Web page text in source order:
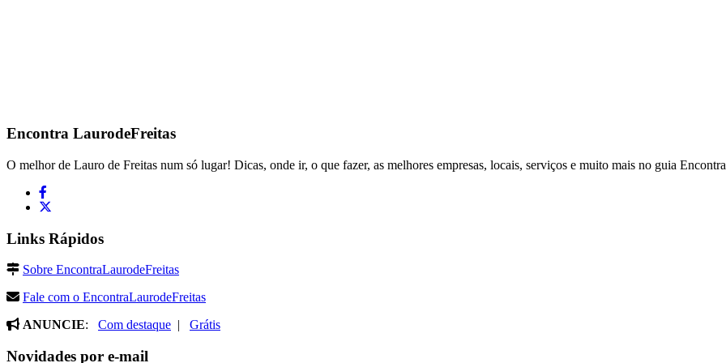
Encontra LaurodeFreitas
O melhor de Lauro de Freitas num só lugar! Dicas, onde ir, o que fazer, as melhores empresas, locais, serviços e muito mais no guia
Links Rápidos
Sobre EncontraLaurodeFreitas
Fale com o EncontraLaurodeFreitas
ANUNCIE: Com destaque | Grátis
Novidades por e-mail